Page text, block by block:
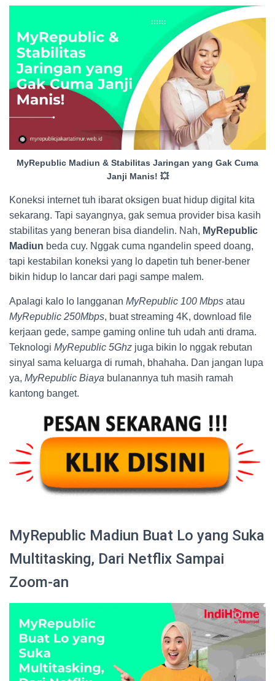
MyRepublic Madiun & Stabilitas Jaringan yang Gak Cuma
Janji Manis! 💥
Koneksi internet tuh ibarat oksigen buat hidup digital kita
sekarang. Tapi sayangnya, gak semua provider bisa kasih
stabilitas yang beneran bisa diandelin. Nah, MyRepublic
Madiun beda cuy. Nggak cuma ngandelin speed doang,
tapi kestabilan koneksi yang lo dapetin tuh bener-bener
bikin hidup lo lancar dari pagi sampe malem.
Apalagi kalo lo langganan MyRepublic 100 Mbps atau
MyRepublic 250Mbps, buat streaming 4K, download file
kerjaan gede, sampe gaming online tuh udah anti drama.
Teknologi MyRepublic 5Ghz juga bikin lo nggak rebutan
sinyal sama keluarga di rumah, bhahaha. Dan jangan lupa
ya, MyRepublic Biaya bulanannya tuh masih ramah
kantong banget.
MyRepublic Madiun Buat Lo yang Suka
Multitasking, Dari Netflix Sampai
Zoom-an